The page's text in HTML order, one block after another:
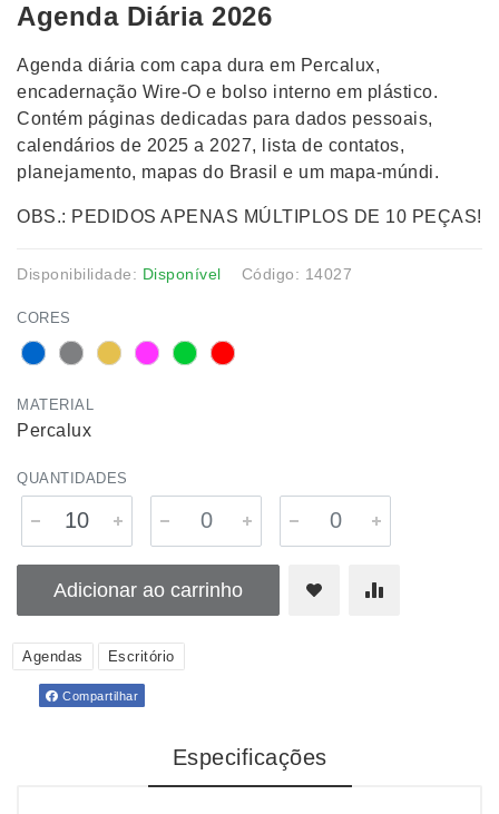
Agenda Diária 2026
Agenda diária com capa dura em Percalux,
encadernação Wire-O e bolso interno em plástico.
Contém páginas dedicadas para dados pessoais,
calendários de 2025 a 2027, lista de contatos,
planejamento, mapas do Brasil e um mapa-múndi.
OBS.: PEDIDOS APENAS MÚLTIPLOS DE 10 PEÇAS!
Disponibilidade: Disponível Código: 14027
CORES
MATERIAL
Percalux
QUANTIDADES
Adicionar ao carrinho
Agendas Escritório
Compartilhar
Especificações